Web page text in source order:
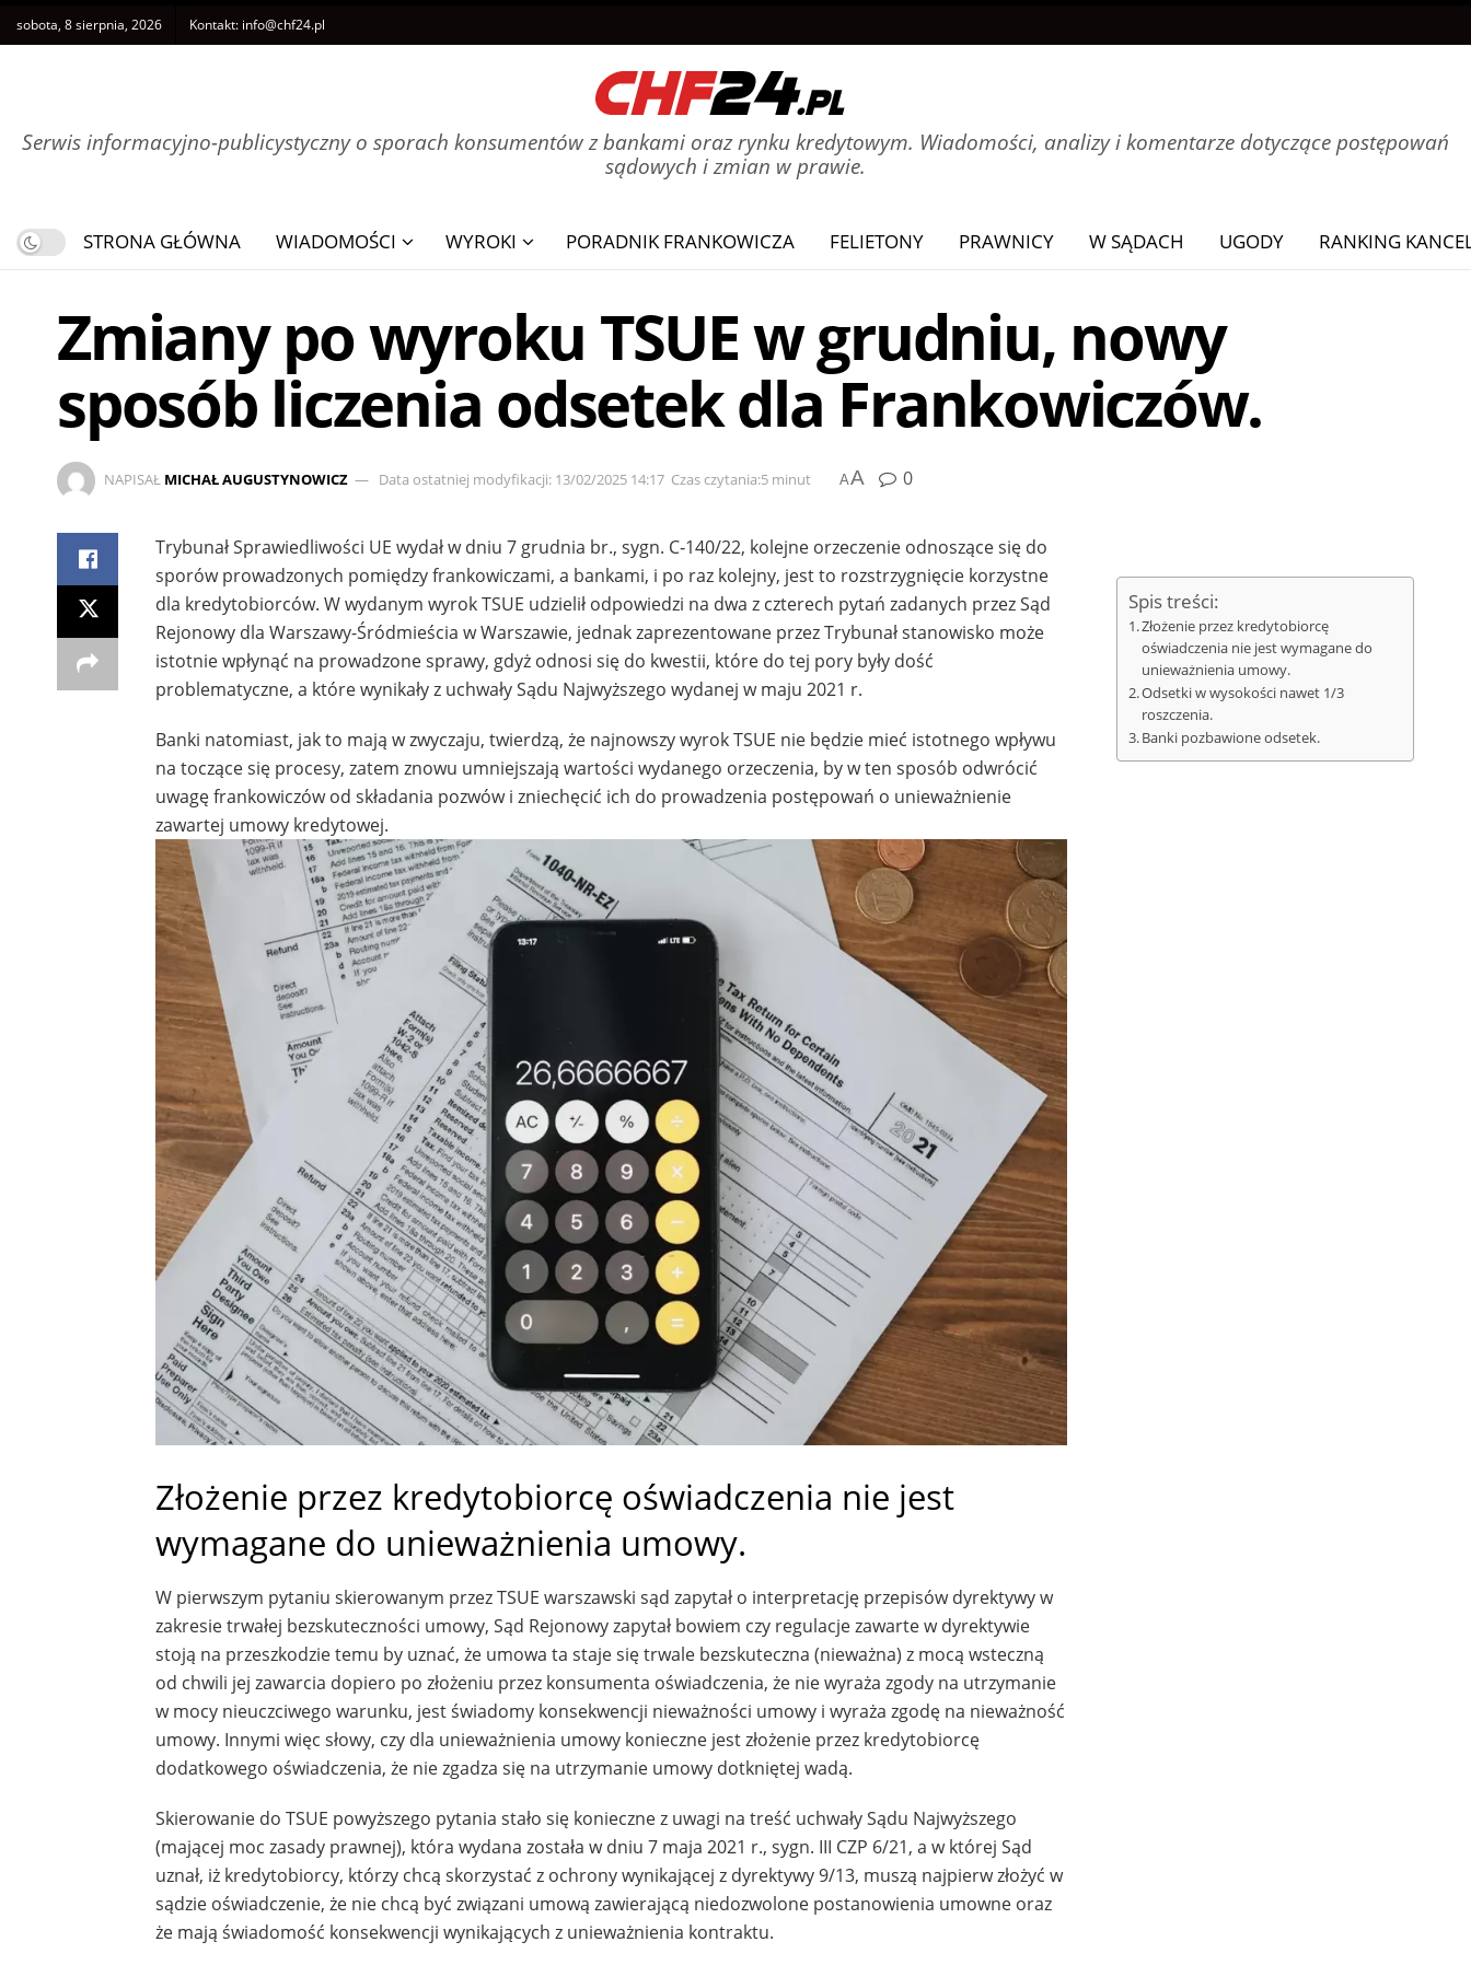
sobota, 8 sierpnia, 2026 Kontakt: info@chf24.pl
Serwis informacyjno-publicystyczny o sporach konsumentów z bankami oraz rynku kredytowym. Wiadomości, analizy i komentarze dotyczące postępowań
sądowych i zmian w prawie.
STRONA GŁÓWNA WIADOMOŚCI WYROKI PORADNIK FRANKOWICZA FELIETONY PRAWNICY W SĄDACH UGODY RANKING
Zmiany po wyroku TSUE w grudniu, nowy
sposób liczenia odsetek dla Frankowiczów.
NAPISAŁ MICHAŁ AUGUSTYNOWICZ Data ostatniej modyfikacji: 13/02/2025 14:17 Czas czytania:5 minut AA 0
Trybunał Sprawiedliwości UE wydał w dniu 7 grudnia br., sygn. C‑140/22, kolejne orzeczenie odnoszące się do
sporów prowadzonych pomiędzy frankowiczami, a bankami, i po raz kolejny, jest to rozstrzygnięcie korzystne
dla kredytobiorców. W wydanym wyrok TSUE udzielił odpowiedzi na dwa z czterech pytań zadanych przez Sąd
Rejonowy dla Warszawy-Śródmieścia w Warszawie, jednak zaprezentowane przez Trybunał stanowisko może
istotnie wpłynąć na prowadzone sprawy, gdyż odnosi się do kwestii, które do tej pory były dość
problematyczne, a które wynikały z uchwały Sądu Najwyższego wydanej w maju 2021 r.
Banki natomiast, jak to mają w zwyczaju, twierdzą, że najnowszy wyrok TSUE nie będzie mieć istotnego wpływu
na toczące się procesy, zatem znowu umniejszają wartości wydanego orzeczenia, by w ten sposób odwrócić
uwagę frankowiczów od składania pozwów i zniechęcić ich do prowadzenia postępowań o unieważnienie
zawartej umowy kredytowej.
Złożenie przez kredytobiorcę oświadczenia nie jest
wymagane do unieważnienia umowy.
W pierwszym pytaniu skierowanym przez TSUE warszawski sąd zapytał o interpretację przepisów dyrektywy w
zakresie trwałej bezskuteczności umowy, Sąd Rejonowy zapytał bowiem czy regulacje zawarte w dyrektywie
stoją na przeszkodzie temu by uznać, że umowa ta staje się trwale bezskuteczna (nieważna) z mocą wsteczną
od chwili jej zawarcia dopiero po złożeniu przez konsumenta oświadczenia, że nie wyraża zgody na utrzymanie
w mocy nieuczciwego warunku, jest świadomy konsekwencji nieważności umowy i wyraża zgodę na nieważność
umowy. Innymi więc słowy, czy dla unieważnienia umowy konieczne jest złożenie przez kredytobiorcę
dodatkowego oświadczenia, że nie zgadza się na utrzymanie umowy dotkniętej wadą.
Skierowanie do TSUE powyższego pytania stało się konieczne z uwagi na treść uchwały Sądu Najwyższego
(mającej moc zasady prawnej), która wydana została w dniu 7 maja 2021 r., sygn. III CZP 6/21, a w której Sąd
uznał, iż kredytobiorcy, którzy chcą skorzystać z ochrony wynikającej z dyrektywy 9/13, muszą najpierw złożyć w
sądzie oświadczenie, że nie chcą być związani umową zawierającą niedozwolone postanowienia umowne oraz
że mają świadomość konsekwencji wynikających z unieważnienia kontraktu.
Spis treści:
Złożenie przez kredytobiorcę
oświadczenia nie jest wymagane do
unieważnienia umowy.
Odsetki w wysokości nawet 1/3
roszczenia.
Banki pozbawione odsetek.